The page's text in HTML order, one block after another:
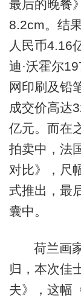
最后的晚餐
8.2cm。结
人民币4.16
迪·沃霍尔
网印刷及铅
成交价高达
亿元。而在
拍卖中，法
对比》，尺
式推出，最
囊中。
荷兰画
归，本次佳
夫》，这幅